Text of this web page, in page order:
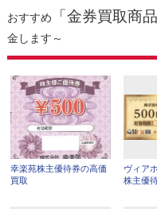
おすすめ 「金券買取商品
金します～
幸楽苑株主優待券の高価
買取
ヴィア
株主優